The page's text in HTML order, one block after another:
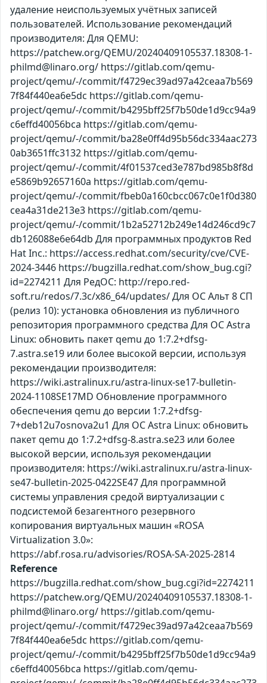
удаление неиспользуемых учётных записей
пользователей. Использование рекомендаций
производителя: Для QEMU:
https://patchew.org/QEMU/20240409105537.18308-1-
philmd@linaro.org/ https://gitlab.com/qemu-
project/qemu/-/commit/f4729ec39ad97a42ceaa7b569
7f84f440ea6e5dc https://gitlab.com/qemu-
project/qemu/-/commit/b4295bff25f7b50de1d9cc94a9
c6effd40056bca https://gitlab.com/qemu-
project/qemu/-/commit/ba28e0ff4d95b56dc334aac273
0ab3651ffc3132 https://gitlab.com/qemu-
project/qemu/-/commit/4f01537ced3e787bd985b8f8d
e5869b92657160a https://gitlab.com/qemu-
project/qemu/-/commit/fbeb0a160cbcc067c0e1f0d380
cea4a31de213e3 https://gitlab.com/qemu-
project/qemu/-/commit/1b2a52712b249e14d246cd9c7
db126088e6e64db Для программных продуктов Red
Hat Inc.: https://access.redhat.com/security/cve/CVE-
2024-3446 https://bugzilla.redhat.com/show_bug.cgi?
id=2274211 Для РедОС: http://repo.red-
soft.ru/redos/7.3c/x86_64/updates/ Для ОС Альт 8 СП
(релиз 10): установка обновления из публичного
репозитория программного средства Для ОС Astra
Linux: обновить пакет qemu до 1:7.2+dfsg-
7.astra.se19 или более высокой версии, используя
рекомендации производителя:
https://wiki.astralinux.ru/astra-linux-se17-bulletin-
2024-1108SE17MD Обновление программного
обеспечения qemu до версии 1:7.2+dfsg-
7+deb12u7osnova2u1 Для ОС Astra Linux: обновить
пакет qemu до 1:7.2+dfsg-8.astra.se23 или более
высокой версии, используя рекомендации
производителя: https://wiki.astralinux.ru/astra-linux-
se47-bulletin-2025-0422SE47 Для программной
системы управления средой виртуализации с
подсистемой безагентного резервного
копирования виртуальных машин «ROSA
Virtualization 3.0»:
https://abf.rosa.ru/advisories/ROSA-SA-2025-2814
Reference
https://bugzilla.redhat.com/show_bug.cgi?id=2274211
https://patchew.org/QEMU/20240409105537.18308-1-
philmd@linaro.org/ https://gitlab.com/qemu-
project/qemu/-/commit/f4729ec39ad97a42ceaa7b569
7f84f440ea6e5dc https://gitlab.com/qemu-
project/qemu/-/commit/b4295bff25f7b50de1d9cc94a9
c6effd40056bca https://gitlab.com/qemu-